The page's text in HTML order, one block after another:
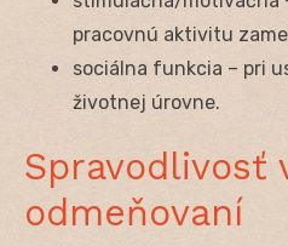
pracovnú aktivitu
sociálna funkcia – pri
životnej úrovne.
Spravodlivosť
odmeňovaní